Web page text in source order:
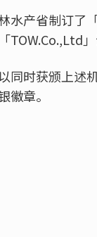
产省制订了
」
同时获颁上述
章。